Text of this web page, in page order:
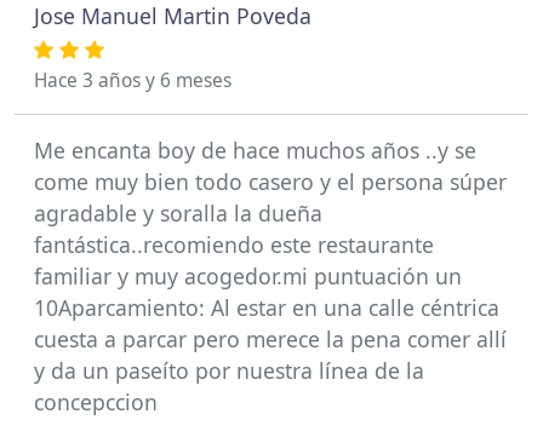
Jose Manuel Martin Poveda
Hace 3 años y 6 meses
Me encanta boy de hace muchos años ..y se
come muy bien todo casero y el persona súper
agradable y soralla la dueña
fantástica..recomiendo este restaurante
familiar y muy acogedor.mi puntuación un
10Aparcamiento: Al estar en una calle céntrica
cuesta a parcar pero merece la pena comer allí
y da un paseíto por nuestra línea de la
concepccion